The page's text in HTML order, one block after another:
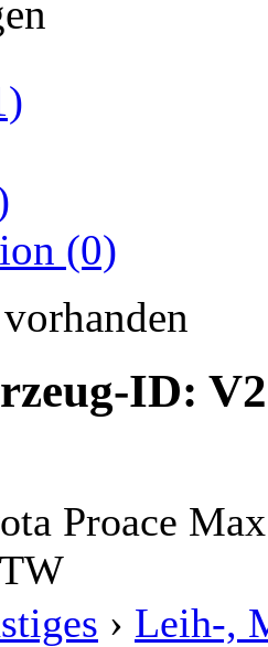
(0)
ID:
Proace
› Leih-,